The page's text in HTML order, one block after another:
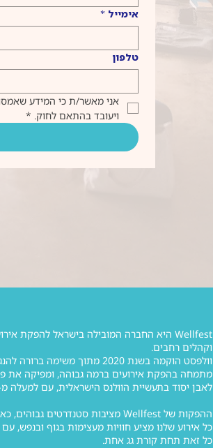
אימייל *
טלפון
ויעובד בהתאם לחוק. *
וקהלים רחבים.
וולפסט הוקמה בשנת 2020
לאבן יסוד בתעשיית הוולנס הישראלית, עם למעלה מ-25,000 משתתפים שעברו באירועים שלנו בשנים האחרונות ומאות אנשי מקצוע
ההפקות של Wellfest מציבות סטנדרטים גבוהים, כאשר מותגים מובילים ואנשי מקצוע מובילים בתעשייה לוקחים חלק באירועים שלנו.
כל אירוע שלנו מציע חוויות מעצימות בגוף ובנפש,
כל זאת תחת קורת גג אחת.